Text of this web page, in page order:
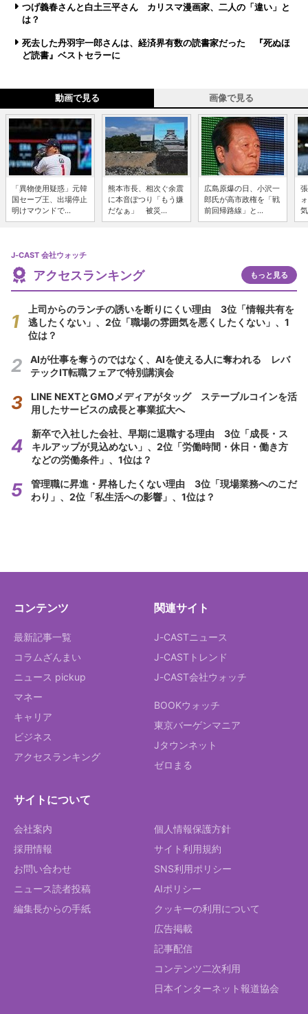
つげ義春さんと白土三平さん カリスマ漫画家、二人の「違い」と
は？
死去した丹羽宇一郎さんは、経済界有数の読書家だった 『死ぬほ
ど読書』ベストセラーに
動画で見る 画像で見る
「異物使用疑惑」元韓
国セーブ王、出場停止
明けマウンドで...
熊本市長、相次ぐ余震
に本音ぽつり「もう嫌
だなぁ」 被災...
広島原爆の日、小沢一
郎氏が高市政権を「戦
前回帰路線」と...
J-CAST 会社ウォッチ
アクセスランキング もっと見る
上司からのランチの誘いを断りにくい理由 3位「情報共有を
逃したくない」、2位「職場の雰囲気を悪くしたくない」、1
位は？
AIが仕事を奪うのではなく、AIを使える人に奪われる レバ
テックIT転職フェアで特別講演会
LINE NEXTとGMOメディアがタッグ ステーブルコインを活
用したサービスの成長と事業拡大へ
新卒で入社した会社、早期に退職する理由 3位「成長・ス
キルアップが見込めない」、2位「労働時間・休日・働き方
などの労働条件」、1位は？
管理職に昇進・昇格したくない理由 3位「現場業務へのこだ
わり」、2位「私生活への影響」、1位は？
コンテンツ
最新記事一覧
コラムざんまい
ニュース pickup
マネー
キャリア
ビジネス
アクセスランキング
関連サイト
J-CASTニュース
J-CASTトレンド
J-CAST会社ウォッチ
BOOKウォッチ
東京バーゲンマニア
Jタウンネット
ゼロまる
サイトについて
会社案内
採用情報
お問い合わせ
ニュース読者投稿
編集長からの手紙
個人情報保護方針
サイト利用規約
SNS利用ポリシー
AIポリシー
クッキーの利用について
広告掲載
記事配信
コンテンツ二次利用
日本インターネット報道協会